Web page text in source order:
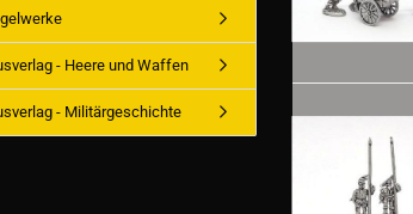
- Heere und Waffen
- Militärgeschichte